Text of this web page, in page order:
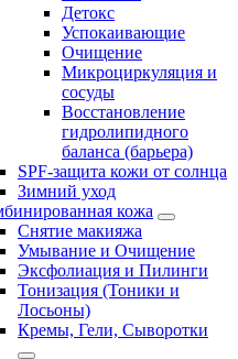
Детокс
Успокаивающие
Очищение
Микроциркуляция и
сосуды
Восстановление
гидролипидного
баланса (барьера)
SPF-защита кожи от солнца
Зимний уход
кожа
Снятие макияжа
Умывание и Очищение
Эксфолиация и Пилинги
Тонизация (Тоники и
Лосьоны)
Кремы, Гели, Сыворотки